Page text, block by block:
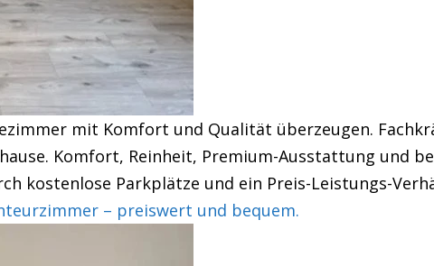
mit Komfort und Qualität überzeugen.
Komfort, Reinheit, Premium-Ausstattung und
kostenlose Parkplätze und ein Preis-Leistungs-
– preiswert und bequem.